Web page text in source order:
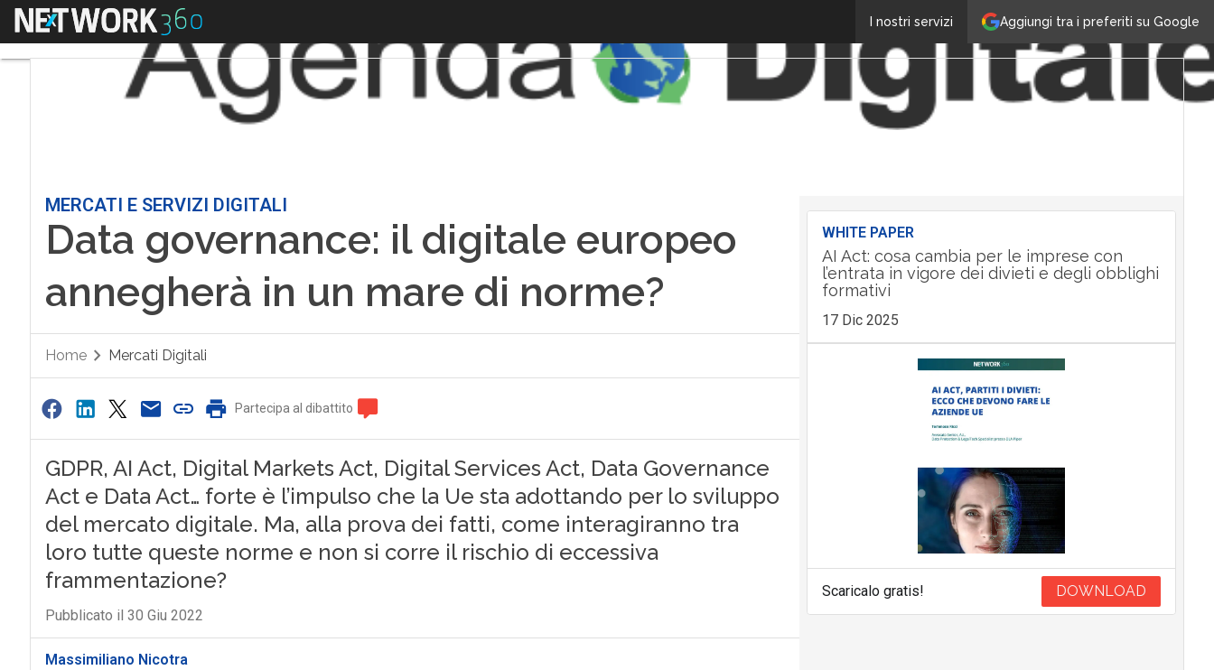
Aggiungi tra i preferiti su Google
I nostri servizi
Menu
MERCATI E SERVIZI DIGITALI
Data governance: il digitale europeo
annegherà in un mare di norme?
Home Mercati Digitali
Partecipa al dibattito
GDPR, AI Act, Digital Markets Act, Digital Services Act, Data Governance
Act e Data Act… forte è l’impulso che la Ue sta adottando per lo sviluppo
del mercato digitale. Ma, alla prova dei fatti, come interagiranno tra
loro tutte queste norme e non si corre il rischio di eccessiva
frammentazione?
Pubblicato il 30 Giu 2022
Massimiliano Nicotra
WHITE PAPER
AI Act: cosa cambia per le imprese con
l’entrata in vigore dei divieti e degli obblighi
formativi
17 Dic 2025
Scaricalo gratis! DOWNLOAD